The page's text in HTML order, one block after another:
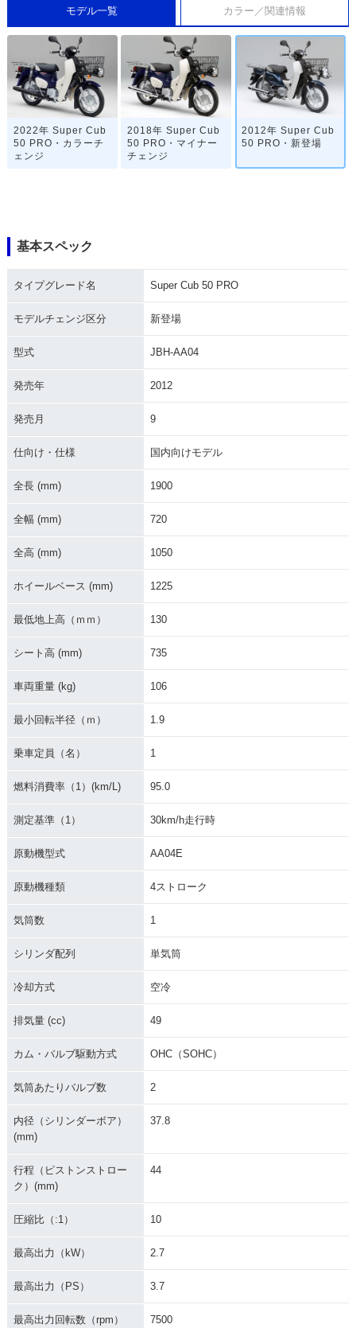
モデル一覧 カラー／関連情報
2022年 Super Cub
50 PRO・カラーチ
ェンジ
2018年 Super Cub
50 PRO・マイナー
チェンジ
2012年 Super Cub
50 PRO・新登場
基本スペック
タイプグレード名 Super Cub 50 PRO
モデルチェンジ区分 新登場
型式 JBH-AA04
発売年 2012
発売月 9
仕向け・仕様 国内向けモデル
全長 (mm) 1900
全幅 (mm) 720
全高 (mm) 1050
ホイールベース (mm) 1225
最低地上高（ｍｍ） 130
シート高 (mm) 735
車両重量 (kg) 106
最小回転半径（ｍ） 1.9
乗車定員（名） 1
燃料消費率（1）(km/L) 95.0
測定基準（1） 30km/h走行時
原動機型式 AA04E
原動機種類 4ストローク
気筒数 1
シリンダ配列 単気筒
冷却方式 空冷
排気量 (cc) 49
カム・バルブ駆動方式 OHC（SOHC）
気筒あたりバルブ数 2
内径（シリンダーボア）
(mm)
37.8
行程（ピストンストロー
ク）(mm)
44
圧縮比（:1） 10
最高出力（kW） 2.7
最高出力（PS） 3.7
最高出力回転数（rpm） 7500